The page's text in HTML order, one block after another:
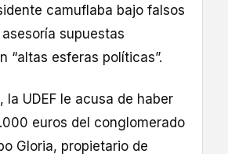
camuflaba bajo falsos
supuestas
“altas esferas políticas”.
la UDEF le acusa de haber
euros del conglomerado
Gloria, propietario de